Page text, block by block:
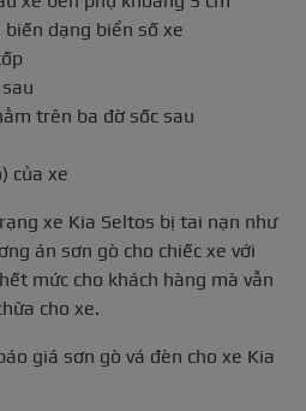
dạng biển số xe
trên ba đờ sốc sau
của xe
xe Kia Seltos bị tai nạn như
án sơn gò cho chiếc xe với
mức cho khách hàng mà vẫn
cho xe.
giá sơn gò vá đèn cho xe Kia